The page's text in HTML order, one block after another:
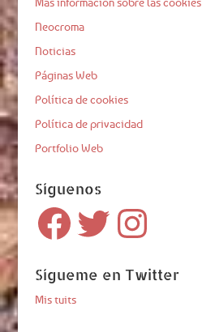
Neocroma
Noticias
Páginas Web
Política de cookies
Política de privacidad
Portfolio Web
Síguenos
Facebook Twitter Instagram
Sígueme en Twitter
Mis tuits